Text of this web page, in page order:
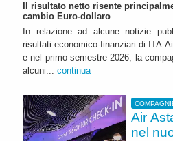
Il risultato netto risente
cambio Euro-dollaro
In relazione ad alcune notizie
risultati economico-finanziari di ITA
e nel primo semestre 2026, la
alcuni... continua
Air
nel